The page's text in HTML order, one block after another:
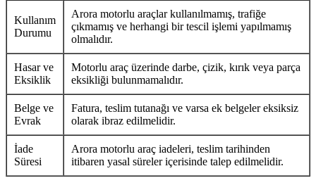
Kullanım
Durumu
Arora motorlu araçlar kullanılmamış, trafiğe
çıkmamış ve herhangi bir tescil işlemi yapılmamış
olmalıdır.
Hasar ve
Eksiklik
Motorlu araç üzerinde darbe, çizik, kırık veya parça
eksikliği bulunmamalıdır.
Belge ve
Evrak
Fatura, teslim tutanağı ve varsa ek belgeler eksiksiz
olarak ibraz edilmelidir.
İade
Süresi
Arora motorlu araç iadeleri, teslim tarihinden
itibaren yasal süreler içerisinde talep edilmelidir.